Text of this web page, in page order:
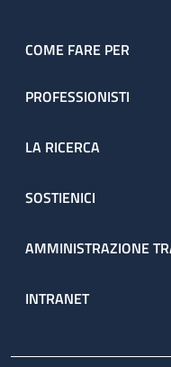
COME FARE PER
PROFESSIONISTI
LA RICERCA
SOSTIENICI
AMMINISTRAZIONE
INTRANET